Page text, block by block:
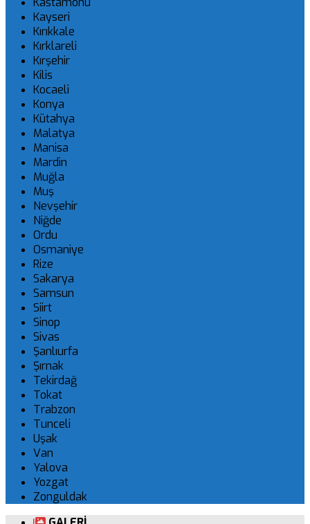
Kayseri
Kırıkkale
Kırklareli
Kırşehir
Kilis
Kocaeli
Konya
Kütahya
Malatya
Manisa
Mardin
Muğla
Muş
Nevşehir
Niğde
Ordu
Osmaniye
Rize
Sakarya
Samsun
Siirt
Sinop
Sivas
Şanlıurfa
Şırnak
Tekirdağ
Tokat
Trabzon
Tunceli
Uşak
Van
Yalova
Yozgat
Zonguldak